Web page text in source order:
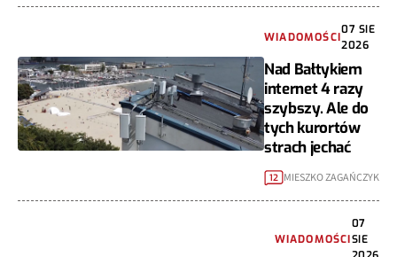
WIADOMOŚCI
07 SIE
2026
Nad Bałtykiem
internet 4 razy
szybszy. Ale do
tych kurortów
strach jechać
12 MIESZKO ZAGAŃCZYK
WIADOMOŚCI
07
SIE